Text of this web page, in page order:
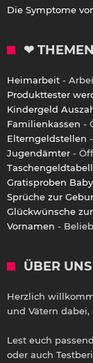
Die Symptome
❤ THEMEN
Heimarbeit -
Produkttester
Kindergeld
Familienkassen -
Elterngeldstellen
Jugendämter -
Gratisproben Baby
Sprüche zur
Glückwünsche
Vornamen -
ÜBER UNS
Herzlich
und Vätern
Lest euch
oder auch